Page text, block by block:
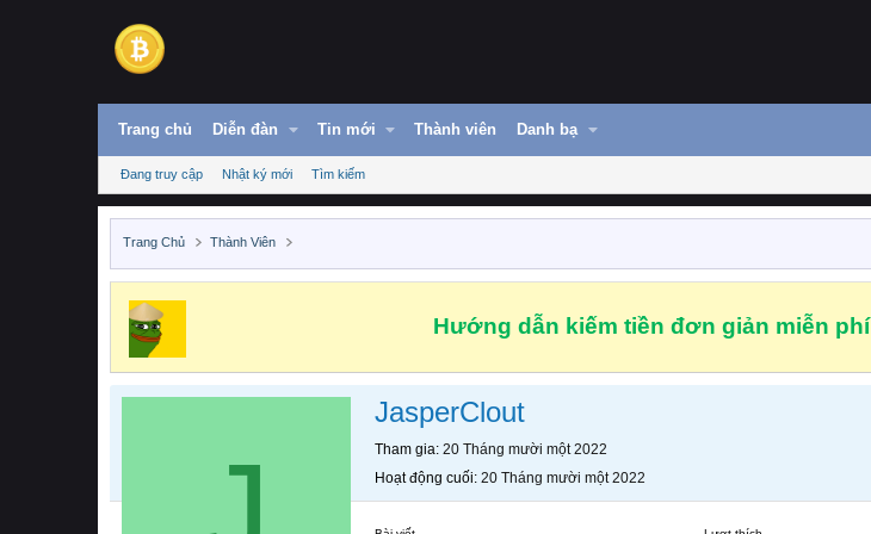
Trang chủ Diễn đàn Tin mới Thành viên Danh bạ
Đang truy cập Nhật ký mới Tìm kiếm
Trang Chủ Thành Viên
Hướng dẫn kiếm tiền đơn giản miễn phí
JasperClout
Tham gia 20 Tháng mười một 2022
Hoạt động cuối 20 Tháng mười một 2022